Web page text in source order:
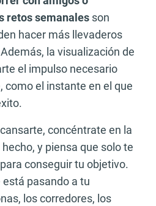
retos semanales son
hacer más llevaderos
la visualización de
el impulso necesario
como el instante en el que
concéntrate en la
y piensa que solo te
conseguir tu objetivo.
está pasando a tu
los corredores, los